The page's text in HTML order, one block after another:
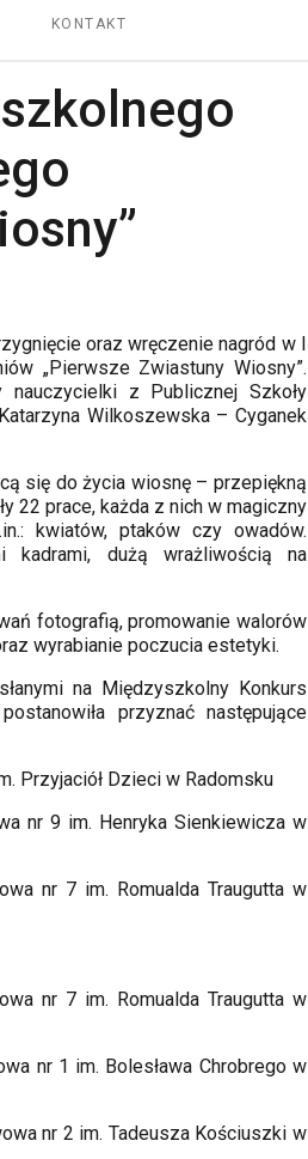
KONTAKT
oraz wręczenie nagród w I
„Pierwsze Zwiastuny Wiosny”.
nauczycielki z Publicznej Szkoły
Wilkoszewska – Cyganek
się do życia wiosnę – przepiękną
22 prace, każda z nich w magiczny
kwiatów, ptaków czy owadów.
kadrami, dużą wrażliwością na
fotografią, promowanie walorów
wyrabianie poczucia estetyki.
na Międzyszkolny Konkurs
przyznać następujące
Przyjaciół Dzieci w Radomsku
nr 9 im. Henryka Sienkiewicza w
nr 7 im. Romualda Traugutta w
nr 7 im. Romualda Traugutta w
nr 1 im. Bolesława Chrobrego w
nr 2 im. Tadeusza Kościuszki w